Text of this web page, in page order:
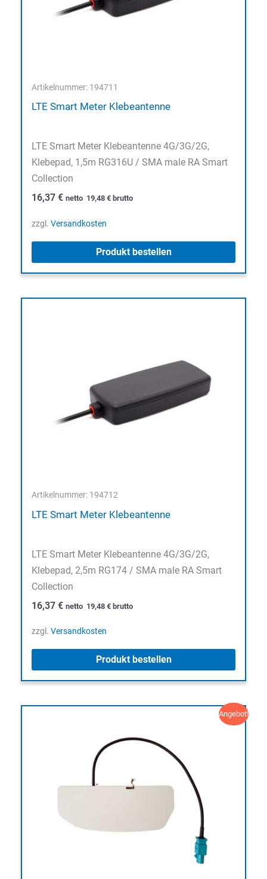
Artikelnummer: 194711
LTE Smart Meter Klebeantenne
LTE Smart Meter Klebeantenne 4G/3G/2G,
Klebepad, 1,5m RG316U / SMA male RA Smart
Collection
16,37 € netto 19,48 € brutto
zzgl. Versandkosten
Produkt bestellen
Artikelnummer: 194712
LTE Smart Meter Klebeantenne
LTE Smart Meter Klebeantenne 4G/3G/2G,
Klebepad, 2,5m RG174 / SMA male RA Smart
Collection
16,37 € netto 19,48 € brutto
zzgl. Versandkosten
Produkt bestellen
Angebot!